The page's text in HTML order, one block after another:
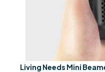
Living Needs Mini